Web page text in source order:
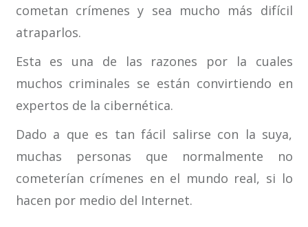
cometan crímenes y sea mucho más difícil
atraparlos.
Esta es una de las razones por la cuales
muchos criminales se están convirtiendo en
expertos de la cibernética.
Dado a que es tan fácil salirse con la suya,
muchas personas que normalmente no
cometerían crímenes en el mundo real, si lo
hacen por medio del Internet.